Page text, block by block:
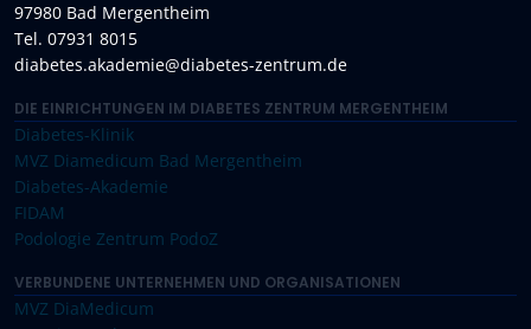
97980 Bad Mergentheim
Tel. 07931 8015
diabetes.akademie@diabetes-zentrum.de
DIE EINRICHTUNGEN IM DIABETES ZENTRUM MERGENTHEIM
Diabetes-Klinik
MVZ Diamedicum Bad Mergentheim
Diabetes-Akademie
FIDAM
Podologie Zentrum PodoZ
VERBUNDENE UNTERNEHMEN UND ORGANISATIONEN
MVZ DiaMedicum